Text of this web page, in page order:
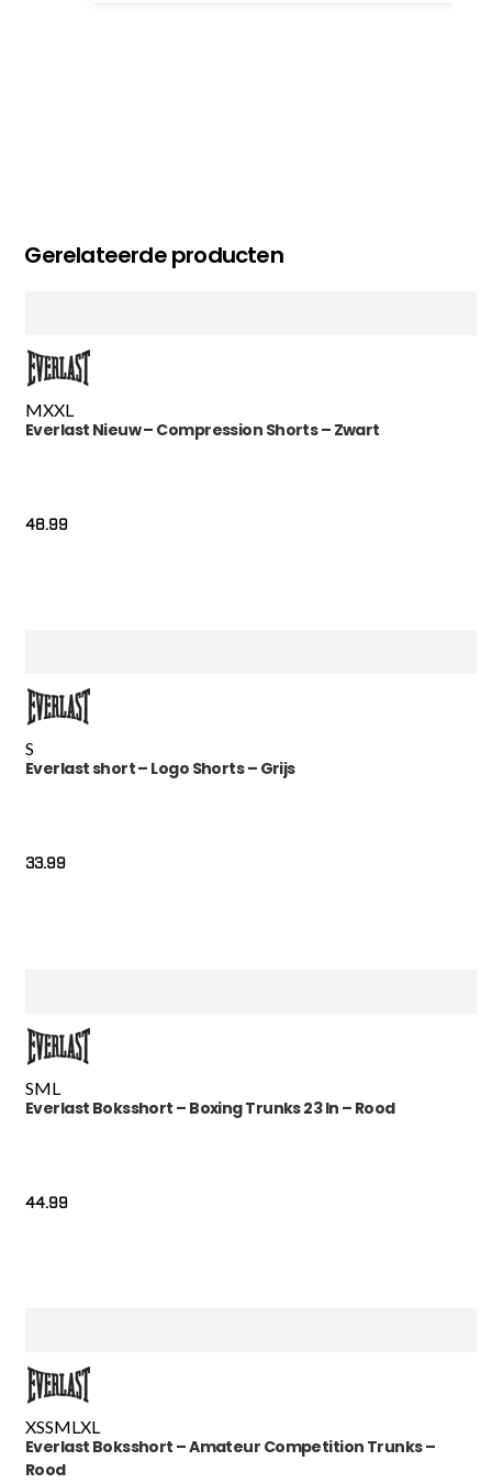
Gerelateerde producten
MXXL
Everlast Nieuw – Compression Shorts – Zwart
48.99
S
Everlast short – Logo Shorts – Grijs
33.99
SML
Everlast Boksshort – Boxing Trunks 23 In – Rood
44.99
XSSMLXL
Everlast Boksshort – Amateur Competition Trunks –
Rood